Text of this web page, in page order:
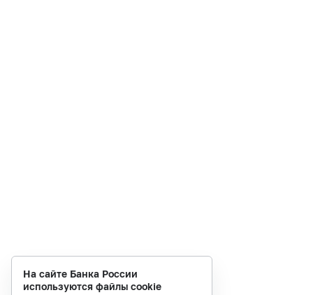
На сайте Банка России
используются файлы cookie